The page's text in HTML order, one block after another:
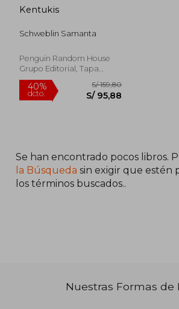
Kentukis
Schweblin Samanta
Penguin Random House
Grupo Editorial, Tapa
Blanda, Nuevo
40%
dcto.
S/ 159,80
S/ 95,88
Se han encontrado pocos libros.
la Búsqueda sin exigir que estén
los términos buscados..
Nuestras Formas de